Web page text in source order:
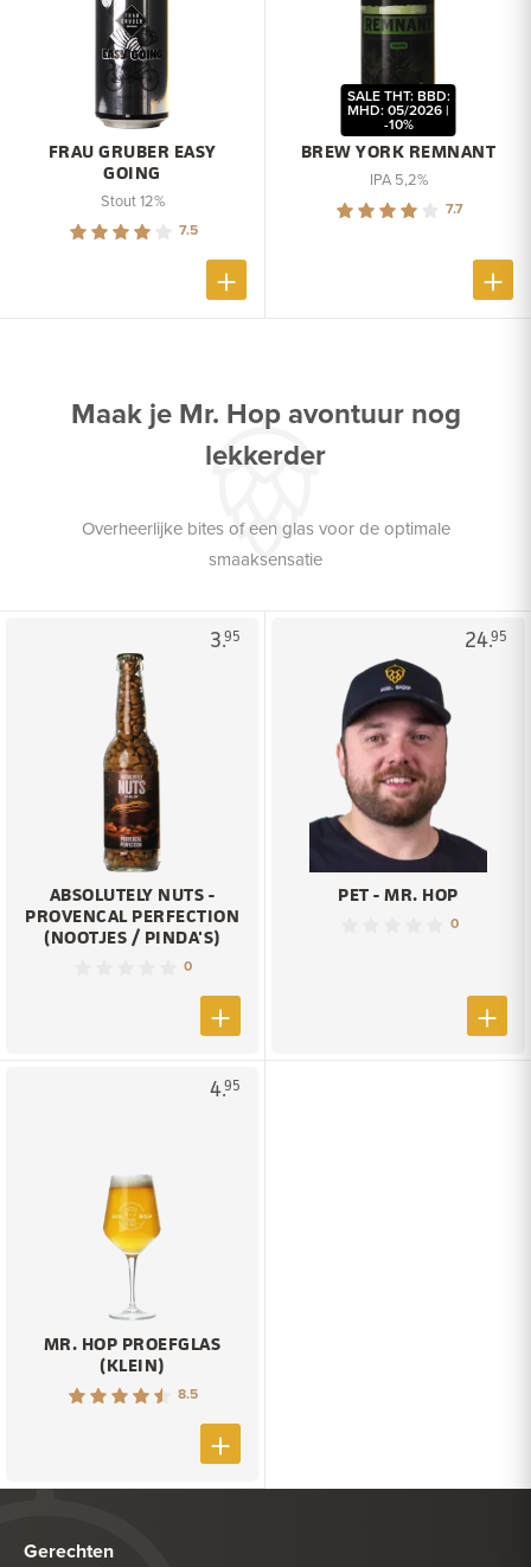
FRAU GRUBER EASY
GOING
Stout 12%
7.5
BREW YORK REMNANT
SALE THT: BBD:
MHD: 05/2026 |
-10%
IPA 5,2%
7.7
Maak je Mr. Hop avontuur nog
lekkerder
Overheerlijke bites of een glas voor de optimale
smaaksensatie
3.95
ABSOLUTELY NUTS -
PROVENCAL PERFECTION
(NOOTJES / PINDA'S)
0
24.95
PET - MR. HOP
0
4.95
MR. HOP PROEFGLAS
(KLEIN)
8.5
Gerechten